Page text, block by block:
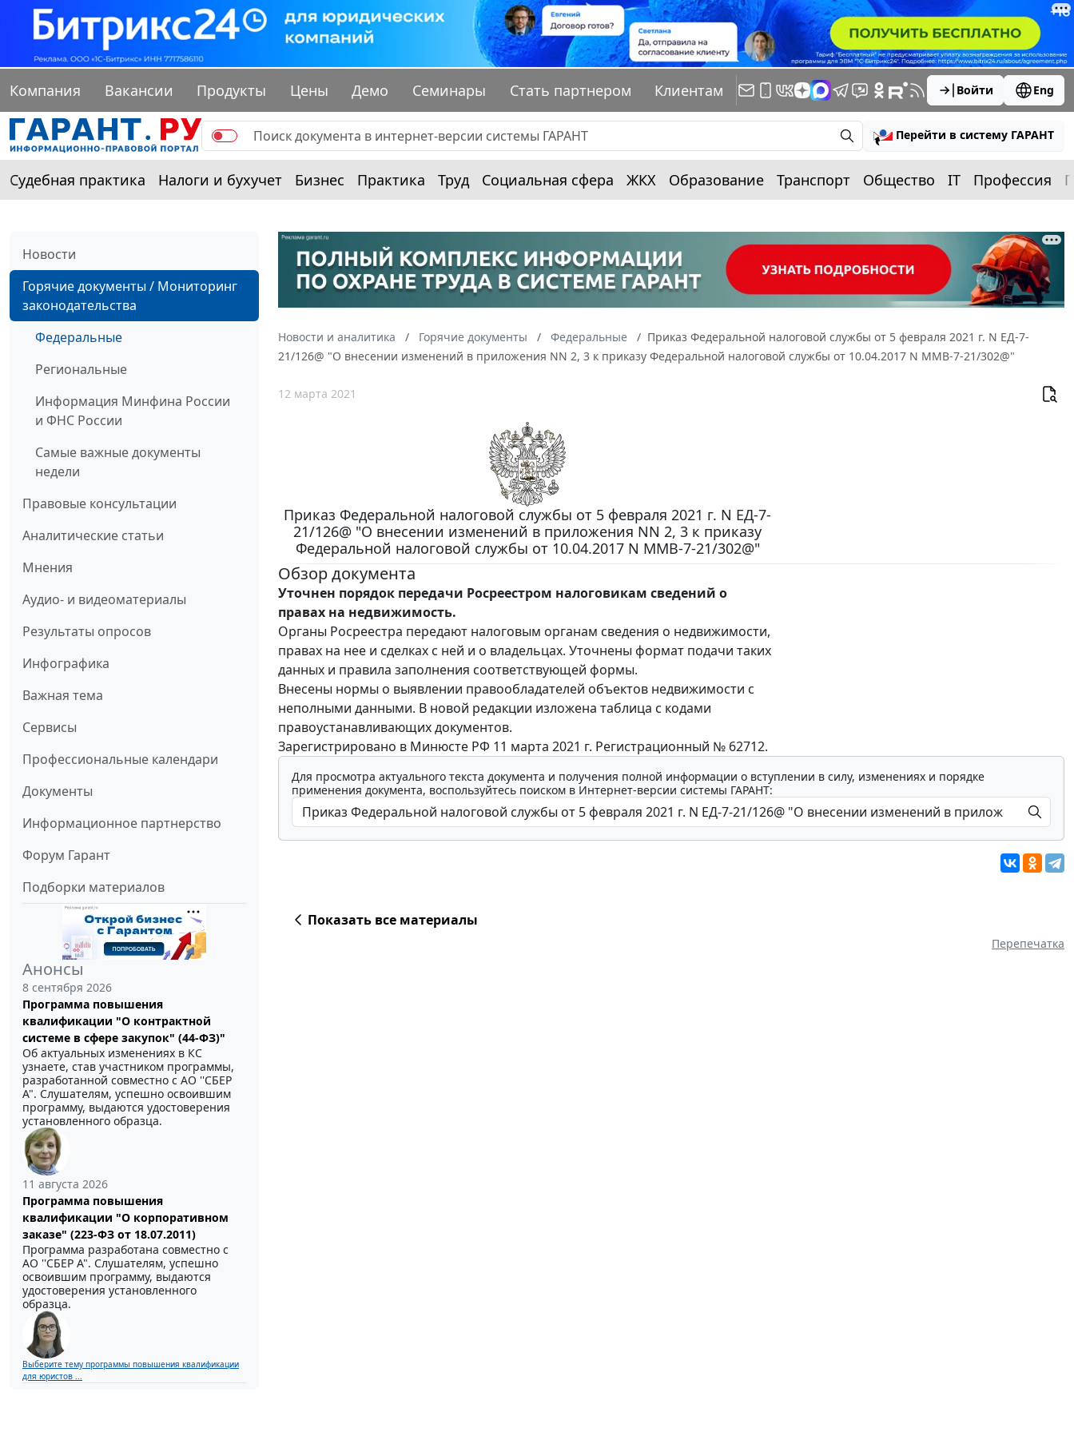
Компания Вакансии Продукты Цены Демо Семинары Стать партнером Клиентам Войти Eng
Перейти в систему ГАРАНТ
Судебная практика Налоги и бухучет Бизнес Практика Труд Социальная сфера ЖКХ Образование Транспорт Общество IT Профессия
Новости
Горячие документы / Мониторинг
законодательства
Федеральные
Региональные
Информация Минфина России
и ФНС России
Самые важные документы
недели
Правовые консультации
Аналитические статьи
Мнения
Аудио- и видеоматериалы
Результаты опросов
Инфографика
Важная тема
Сервисы
Профессиональные календари
Документы
Информационное партнерство
Форум Гарант
Подборки материалов
Анонсы
8 сентября 2026
Программа повышения
квалификации "О контрактной
системе в сфере закупок" (44-ФЗ)"
Об актуальных изменениях в КС
узнаете, став участником программы,
разработанной совместно с АО ''СБЕР
А". Слушателям, успешно освоившим
программу, выдаются удостоверения
установленного образца.
11 августа 2026
Программа повышения
квалификации "О корпоративном
заказе" (223-ФЗ от 18.07.2011)
Программа разработана совместно с
АО ''СБЕР А". Слушателям, успешно
освоившим программу, выдаются
удостоверения установленного
образца.
Выберите тему программы повышения квалификации
для юристов ...
Новости и аналитика Горячие документы Федеральные
Приказ Федеральной налоговой службы от 5 февраля 2021 г. N ЕД-7-
21/126@ "О внесении изменений в приложения NN 2, 3 к приказу Федеральной налоговой службы от 10.04.2017 N ММВ-7-21/302@"
12 марта 2021
Приказ Федеральной налоговой службы от 5 февраля 2021 г. N ЕД-7-
21/126@ "О внесении изменений в приложения NN 2, 3 к приказу
Федеральной налоговой службы от 10.04.2017 N ММВ-7-21/302@"
Обзор документа
Уточнен порядок передачи Росреестром налоговикам сведений о
правах на недвижимость.
Органы Росреестра передают налоговым органам сведения о недвижимости,
правах на нее и сделках с ней и о владельцах. Уточнены формат подачи таких
данных и правила заполнения соответствующей формы.
Внесены нормы о выявлении правообладателей объектов недвижимости с
неполными данными. В новой редакции изложена таблица с кодами
правоустанавливающих документов.
Зарегистрировано в Минюсте РФ 11 марта 2021 г. Регистрационный № 62712.
Для просмотра актуального текста документа и получения полной информации о вступлении в силу, изменениях и порядке
применения документа, воспользуйтесь поиском в Интернет-версии системы ГАРАНТ:
Показать все материалы
Перепечатка